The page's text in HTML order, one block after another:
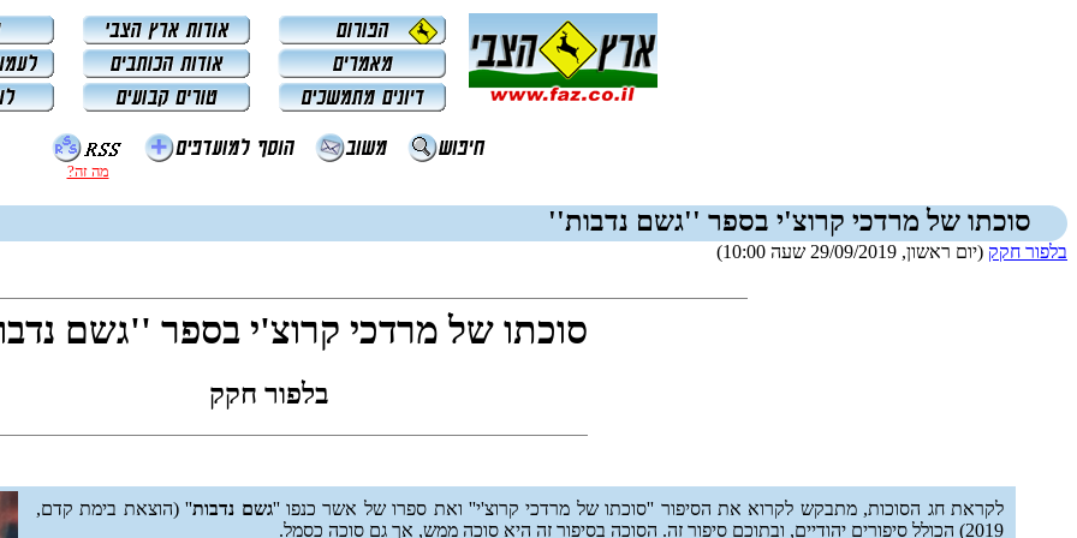
מה זה?
סוכתו של מרדכי קרוצ'י בספר ''גשם נדבות''
בלפור חקק (יום ראשון, 29/09/2019 שעה 10:00)
סוכתו של מרדכי קרוצ'י בספר ''גשם
בלפור חקק
לקראת חג הסוכות, מתבקש לקרוא את הסיפור ''סוכתו של מרדכי קרוצ'י'' ואת ספרו של אשר כנפו ''גשם נדבות'' (הוצאת בימת קדם,
2019) הכולל סיפורים יהודיים, ובתוכם סיפור זה. הסוכה בסיפור זה היא סוכה ממש, אך גם סוכה כסֵמל.